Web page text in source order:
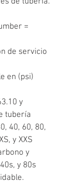
=
de servicio
en (psi)
y
tubería
40, 60, 80,
y XXS
y
y 80s